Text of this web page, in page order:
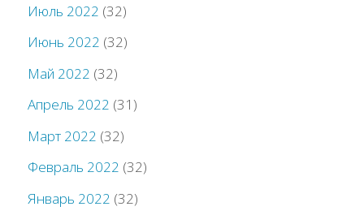
Июль 2022 (32)
Июнь 2022 (32)
Май 2022 (32)
Апрель 2022 (31)
Март 2022 (32)
Февраль 2022 (32)
Январь 2022 (32)